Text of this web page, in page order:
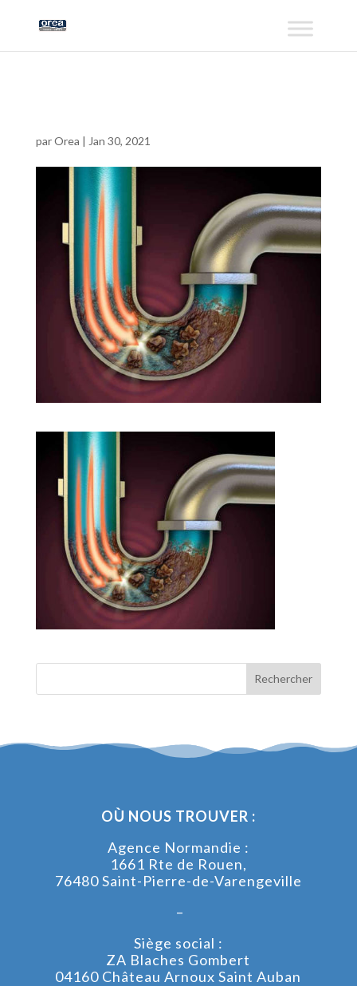
parOrea | Jan 30, 2021
OÙ NOUS TROUVER :
Agence Normandie :
1661 Rte de Rouen,
76480 Saint-Pierre-de-Varengeville
–
Siège social :
ZA Blaches Gombert
04160 Château Arnoux Saint Auban